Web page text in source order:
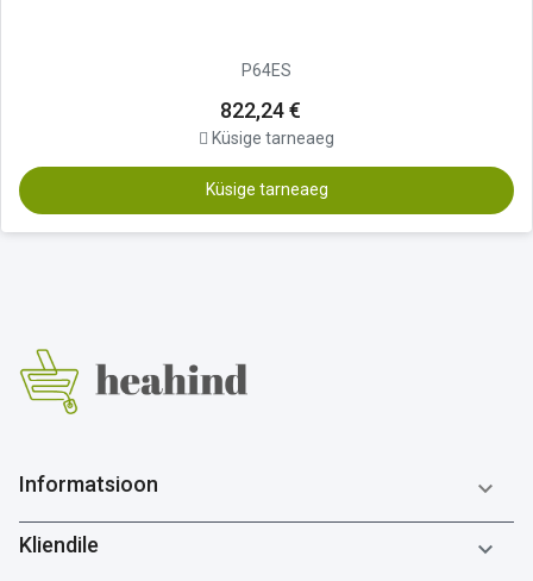
P64ES
822,24 €
Küsige tarneaeg
Küsige tarneaeg
Informatsioon 
Kliendile 